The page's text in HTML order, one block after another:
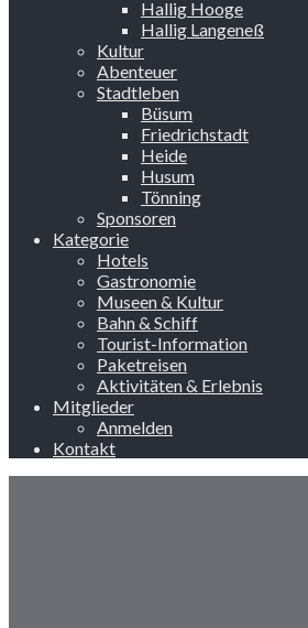
Hallig Hooge
Hallig Langeneß
Kultur
Abenteuer
Stadtleben
Büsum
Friedrichstadt
Heide
Husum
Tönning
Sponsoren
Kategorie
Hotels
Gastronomie
Museen & Kultur
Bahn & Schiff
Tourist-Information
Paketreisen
Aktivitäten & Erlebnis
Mitglieder
Anmelden
Kontakt